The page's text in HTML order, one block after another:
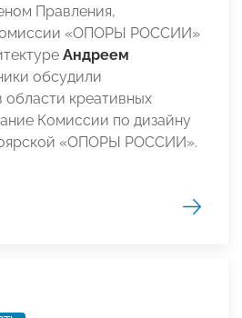
Правления,
«ОПОРЫ РОССИИ»
Андреем
обсудили
области креативных
Комиссии по дизайну
«ОПОРЫ РОССИИ».